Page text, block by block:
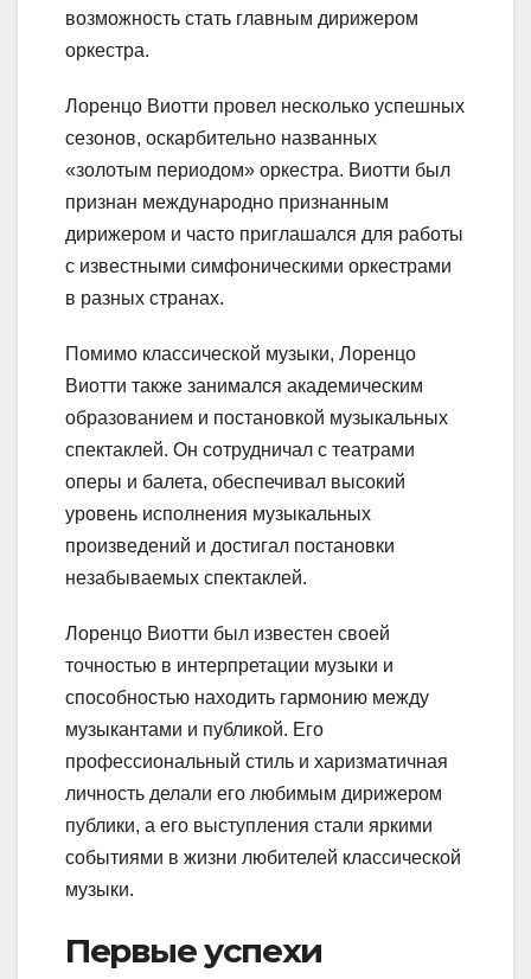
возможность стать главным дирижером
оркестра.
Лоренцо Виотти провел несколько успешных
сезонов, оскарбительно названных
«золотым периодом» оркестра. Виотти был
признан международно признанным
дирижером и часто приглашался для работы
с известными симфоническими оркестрами
в разных странах.
Помимо классической музыки, Лоренцо
Виотти также занимался академическим
образованием и постановкой музыкальных
спектаклей. Он сотрудничал с театрами
оперы и балета, обеспечивал высокий
уровень исполнения музыкальных
произведений и достигал постановки
незабываемых спектаклей.
Лоренцо Виотти был известен своей
точностью в интерпретации музыки и
способностью находить гармонию между
музыкантами и публикой. Его
профессиональный стиль и харизматичная
личность делали его любимым дирижером
публики, а его выступления стали яркими
событиями в жизни любителей классической
музыки.
Первые успехи